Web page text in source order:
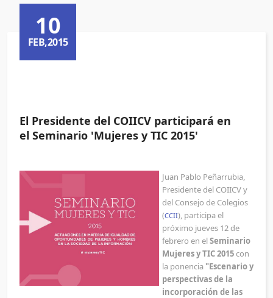
10
FEB,2015
El Presidente del COIICV participará en
el Seminario 'Mujeres y TIC 2015'
Juan Pablo Peñarrubia,
Presidente del COIICV y
del Consejo de Colegios
(CCII), participa el
próximo jueves 12 de
febrero en elSeminario
Mujeres y TIC 2015con
la ponencia "Escenario y
perspectivas de la
incorporación de las